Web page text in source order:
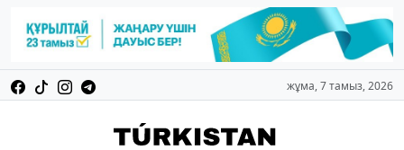
жұма, 7 тамыз, 2026